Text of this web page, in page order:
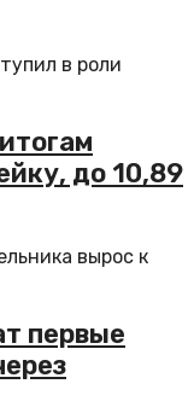
в роли
до 10,89
вырос к
первые